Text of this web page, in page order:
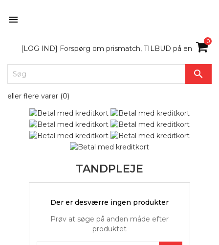

0

[LOG IND] Forspørg om prismatch, TILBUD på en
eller flere varer (0)
TANDPLEJE
Der er desværre ingen produkter
Prøv at søge på anden måde efter
produktet